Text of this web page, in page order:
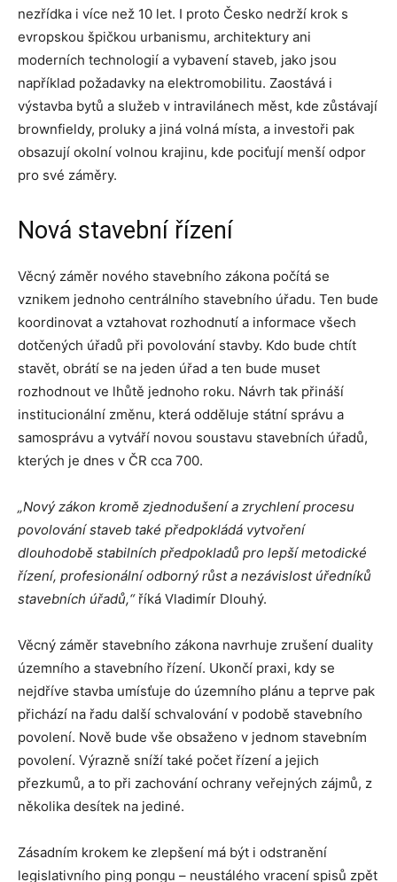
nezřídka i více než 10 let. I proto Česko nedrží krok s
evropskou špičkou urbanismu, architektury ani
moderních technologií a vybavení staveb, jako jsou
například požadavky na elektromobilitu. Zaostává i
výstavba bytů a služeb v intravilánech měst, kde zůstávají
brownfieldy, proluky a jiná volná místa, a investoři pak
obsazují okolní volnou krajinu, kde pociťují menší odpor
pro své záměry.
Nová stavební řízení
Věcný záměr nového stavebního zákona počítá se
vznikem jednoho centrálního stavebního úřadu. Ten bude
koordinovat a vztahovat rozhodnutí a informace všech
dotčených úřadů při povolování stavby. Kdo bude chtít
stavět, obrátí se na jeden úřad a ten bude muset
rozhodnout ve lhůtě jednoho roku. Návrh tak přináší
institucionální změnu, která odděluje státní správu a
samosprávu a vytváří novou soustavu stavebních úřadů,
kterých je dnes v ČR cca 700.
„Nový zákon kromě zjednodušení a zrychlení procesu
povolování staveb také předpokládá vytvoření
dlouhodobě stabilních předpokladů pro lepší metodické
řízení, profesionální odborný růst a nezávislost úředníků
stavebních úřadů,“ říká Vladimír Dlouhý.
Věcný záměr stavebního zákona navrhuje zrušení duality
územního a stavebního řízení. Ukončí praxi, kdy se
nejdříve stavba umísťuje do územního plánu a teprve pak
přichází na řadu další schvalování v podobě stavebního
povolení. Nově bude vše obsaženo v jednom stavebním
povolení. Výrazně sníží také počet řízení a jejich
přezkumů, a to při zachování ochrany veřejných zájmů, z
několika desítek na jediné.
Zásadním krokem ke zlepšení má být i odstranění
legislativního ping pongu – neustálého vracení spisů zpět